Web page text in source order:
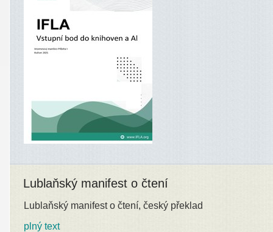
Lublaňský manifest o čtení
Lublaňský manifest o čtení, český překlad
plný text